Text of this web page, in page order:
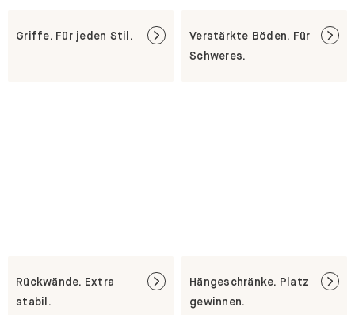
Griffe. Für jeden Stil.
Verstärkte Böden. Für
Schweres.
Rückwände. Extra
stabil.
Hängeschränke. Platz
gewinnen.